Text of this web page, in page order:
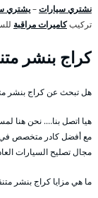
نشتري سيارات–يشتري
تركيبكاميرات مراقبة
كراج بنشر
هل تبحث عن كراج بنشر
هيا اتصل بنا…. نحن هنا
مع أفضل كادر متخصص
مجال تصليح السيارات
ما هي مزايا كراج بنشر